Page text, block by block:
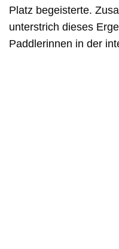
Platz begeisterte.
unterstrich dieses
Paddlerinnen in der